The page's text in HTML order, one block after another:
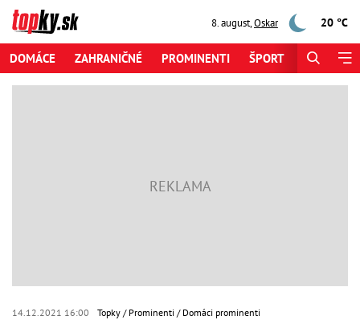
8. august,Oskar 20 °C
DOMÁCE ZAHRANIČNÉ PROMINENTI ŠPORT
14.12.2021 16:00 Topky Prominenti Domáci prominenti